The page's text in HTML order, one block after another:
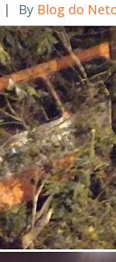
| By Blog do